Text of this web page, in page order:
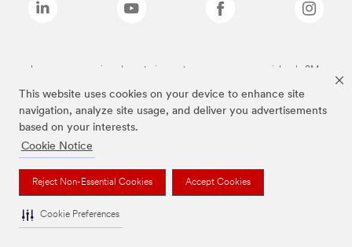
This website uses cookies on your device to enhance site
navigation, analyze site usage, and deliver you advertisements
based on your interests.
Cookie Notice
Reject Non-Essential Cookies Accept Cookies
Cookie Preferences
Las marcas mencionadas anteriormente son marcas comerciales de 3M.